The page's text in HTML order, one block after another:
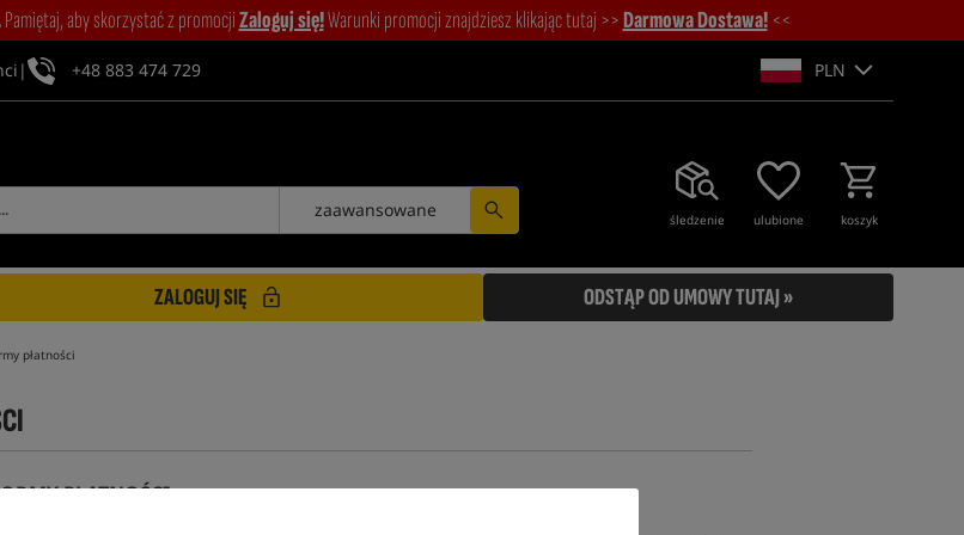
Pamiętaj, aby skorzystać z promocjiZaloguj się!Warunki promocji znajdziesz klikając tutaj >>Darmowa Dostawa! <<
| +48 883 474 729 PLN
śledzenie ulubione koszyk
zaawansowane
ZALOGUJ SIĘ ODSTĄP OD UMOWY TUTAJ »
płatności
PŁATNOŚCI: